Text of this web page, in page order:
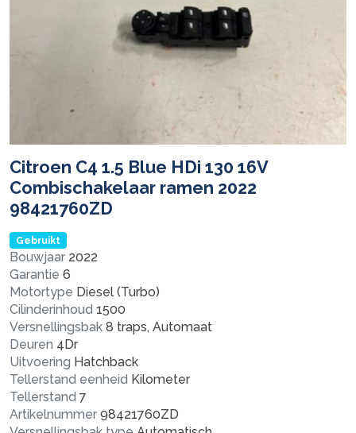
Citroen C4 1.5 Blue HDi 130 16V
Combischakelaar ramen 2022
98421760ZD
Gebruikt
Bouwjaar 2022
Garantie 6
Motortype Diesel (Turbo)
Cilinderinhoud 1500
Versnellingsbak 8 traps, Automaat
Deuren 4Dr
Uitvoering Hatchback
Tellerstand eenheid Kilometer
Tellerstand 7
Artikelnummer 98421760ZD